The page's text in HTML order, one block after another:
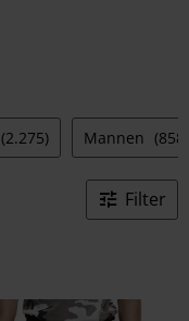
(2.275) Mannen (858)
Filter